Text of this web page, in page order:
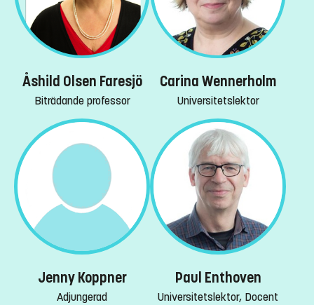
Åshild Olsen Faresjö
Biträdande professor
Carina Wennerholm
Universitetslektor
Jenny Koppner
Adjungerad
Paul Enthoven
Universitetslektor, Docent